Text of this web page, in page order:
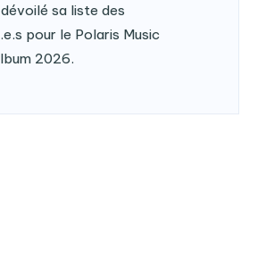
sa liste des
pour le Polaris Music
2026.